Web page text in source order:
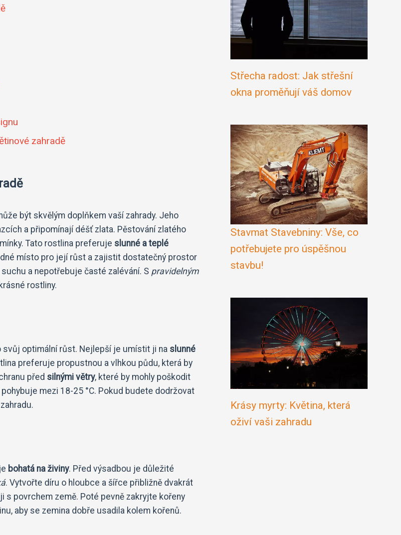
zahradě
být skvělým doplňkem vaší zahrady. Jeho
a připomínají déšť zlata. Pěstování zlatého
Tato rostlina preferuje slunné a teplé
místo pro její růst a zajistit dostatečný prostor
a nepotřebuje časté zalévání. S pravidelným
rostliny.
optimální růst. Nejlepší je umístit ji na slunné
preferuje propustnou a vlhkou půdu, která by
před silnými větry, které by mohly poškodit
mezi 18-25 °C. Pokud budete dodržovat
bohatá na živiny. Před výsadbou je důležité
. Vytvořte díru o hloubce a šířce přibližně dvakrát
s povrchem země. Poté pevně zakryjte kořeny
aby se zemina dobře usadila kolem kořenů.
Střecha radost: Jak střešní
okna proměňují váš domov
Stavmat Stavebniny: Vše, co
potřebujete pro úspěšnou
stavbu!
Krásy myrty: Květina, která
oživí vaši zahradu